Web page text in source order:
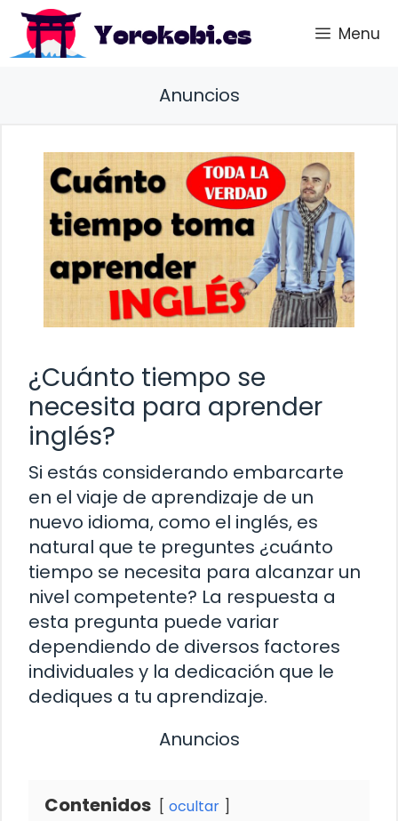
Saltar
contenido
Menu
Anuncios
¿Cuánto tiempo se
necesita para aprender
inglés?
Si estás considerando embarcarte
en el viaje de aprendizaje de un
nuevo idioma, como el inglés, es
natural que te preguntes ¿cuánto
tiempo se necesita para alcanzar un
nivel competente? La respuesta a
esta pregunta puede variar
dependiendo de diversos factores
individuales y la dedicación que le
dediques a tu aprendizaje.
Anuncios
Contenidos ocultar